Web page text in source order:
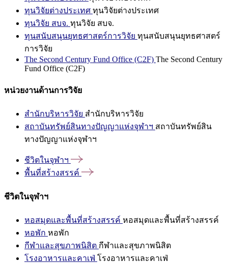
ทุนวิจัยต่างประเทศ ทุนวิจัยต่างประเทศ
ทุนวิจัย สบจ. ทุนวิจัย สบจ.
ทุนสนับสนุนยุทธศาสตร์การวิจัย ทุนสนับสนุนยุทธศาสตร์
การวิจัย
The Second Century Fund Office (C2F) The Second Century
Fund Office (C2F)
หน่วยงานด้านการวิจัย
สำนักบริหารวิจัย สำนักบริหารวิจัย
สถาบันทรัพย์สินทางปัญญาแห่งจุฬาฯ สถาบันทรัพย์สิน
ทางปัญญาแห่งจุฬาฯ
ชีวิตในจุฬาฯ
พื้นที่สร้างสรรค์
ชีวิตในจุฬาฯ
หอสมุดและพื้นที่สร้างสรรค์ หอสมุดและพื้นที่สร้างสรรค์
หอพัก หอพัก
กีฬาและสุขภาพนิสิต กีฬาและสุขภาพนิสิต
โรงอาหารและคาเฟ่ โรงอาหารและคาเฟ่